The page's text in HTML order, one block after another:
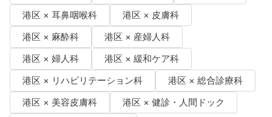
港区 × 耳鼻咽喉科
港区 × 皮膚科
港区 × 麻酔科
港区 × 産婦人科
港区 × 婦人科
港区 × 緩和ケア科
港区 × リハビリテーション科
港区 × 総合診療科
港区 × 美容皮膚科
港区 × 健診・人間ドック